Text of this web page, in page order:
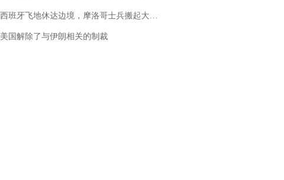
西班牙飞地休达边境，摩洛哥士兵搬起大石块投向移民引争议，此前一天内数万人从摩洛哥涌入西班牙
美国解除了与伊朗相关的制裁